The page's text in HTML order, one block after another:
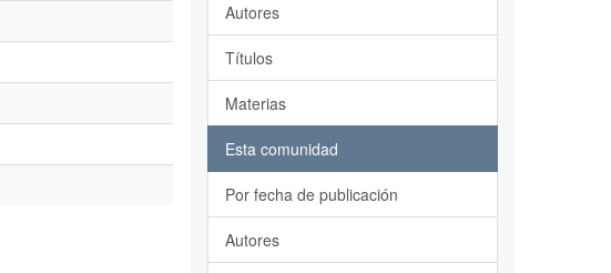
Autores
Títulos
Materias
Esta comunidad
Por fecha de publicación
Autores